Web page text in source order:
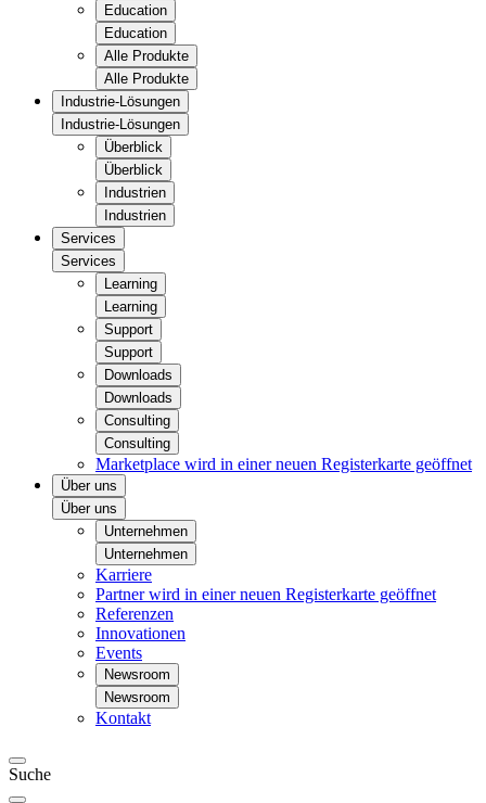
Education
Education
Alle Produkte
Alle Produkte
Industrie-Lösungen
Industrie-Lösungen
Überblick
Überblick
Industrien
Industrien
Services
Services
Learning
Learning
Support
Support
Downloads
Downloads
Consulting
Consulting
Marketplace wird in einer neuen Registerkarte geöffnet
Über uns
Über uns
Unternehmen
Unternehmen
Karriere
Partnerwird in einer neuen Registerkarte geöffnet
Referenzen
Innovationen
Events
Newsroom
Newsroom
Kontakt
Suche